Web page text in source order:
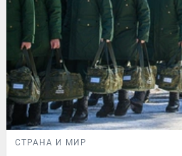
СТРАНА И МИР